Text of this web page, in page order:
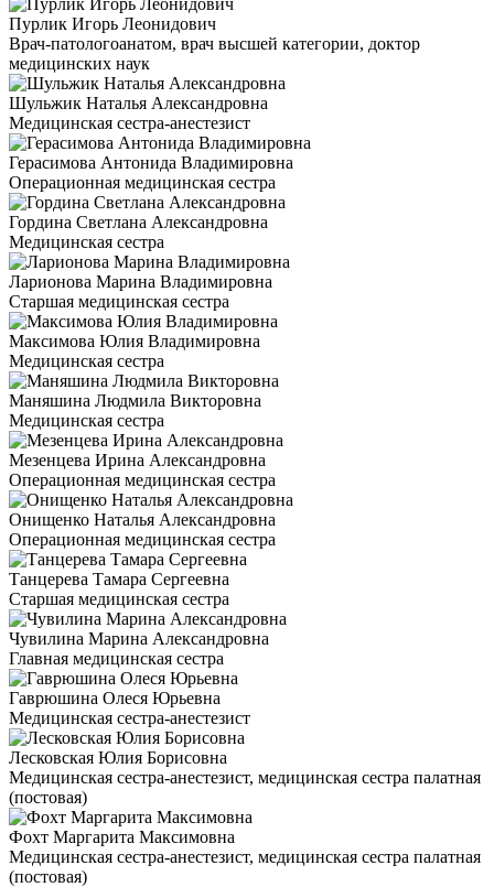
Пурлик Игорь Леонидович
Врач-патологоанатом, врач высшей категории, доктор
медицинских наук
Шульжик Наталья Александровна
Медицинская сестра-анестезист
Герасимова Антонида Владимировна
Операционная медицинская сестра
Гордина Светлана Александровна
Медицинская сестра
Ларионова Марина Владимировна
Старшая медицинская сестра
Максимова Юлия Владимировна
Медицинская сестра
Маняшина Людмила Викторовна
Медицинская сестра
Мезенцева Ирина Александровна
Операционная медицинская сестра
Онищенко Наталья Александровна
Операционная медицинская сестра
Танцерева Тамара Сергеевна
Старшая медицинская сестра
Чувилина Марина Александровна
Главная медицинская сестра
Гаврюшина Олеся Юрьевна
Медицинская сестра-анестезист
Лесковская Юлия Борисовна
Медицинская сестра-анестезист, медицинская сестра палатная
(постовая)
Фохт Маргарита Максимовна
Медицинская сестра-анестезист, медицинская сестра палатная
(постовая)